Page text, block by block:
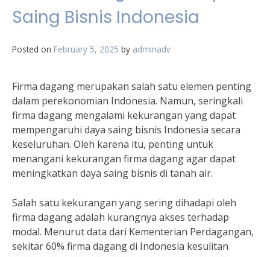
Saing Bisnis Indonesia
Posted on February 5, 2025 by adminadv
Firma dagang merupakan salah satu elemen penting
dalam perekonomian Indonesia. Namun, seringkali
firma dagang mengalami kekurangan yang dapat
mempengaruhi daya saing bisnis Indonesia secara
keseluruhan. Oleh karena itu, penting untuk
menangani kekurangan firma dagang agar dapat
meningkatkan daya saing bisnis di tanah air.
Salah satu kekurangan yang sering dihadapi oleh
firma dagang adalah kurangnya akses terhadap
modal. Menurut data dari Kementerian Perdagangan,
sekitar 60% firma dagang di Indonesia kesulitan